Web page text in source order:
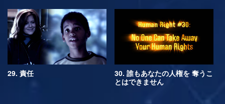
29. 責任
30. 誰もあなたの人権を 奪うこ
とはできません